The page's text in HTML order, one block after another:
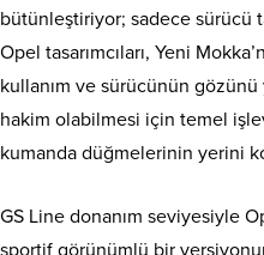
bütünleştiriyor; sadece sürücü
Opel tasarımcıları, Yeni
kullanım ve sürücünün
hakim olabilmesi için temel
kumanda düğmelerinin yerini
GS Line donanım seviyesiyle